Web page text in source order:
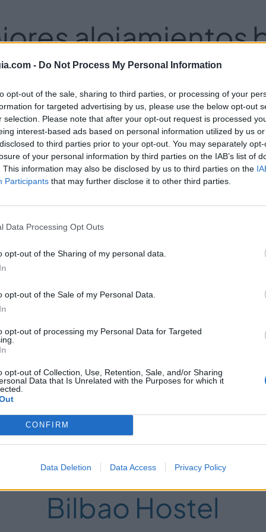
- Do Not Process My Personal Information
opt-out of the sale, sharing to third parties, or processing of your
for targeted advertising by us, please use the below opt-out
selection. Please note that after your opt-out request is processed
interest-based ads based on personal information utilized by us
to third parties prior to your opt-out. You may separately
of your personal information by third parties on the IAB’s list of
This information may also be disclosed by us to third parties on the
Participants that may further disclose it to other third parties.
Data Processing Opt Outs
opt-out of the Sharing of my personal data.
opt-out of the Sale of my Personal Data.
opt-out of processing my Personal Data for Targeted
opt-out of Collection, Use, Retention, Sale, and/or Sharing
Data that Is Unrelated with the Purposes for which it
CONFIRM
Data Deletion Data Access Privacy Policy
alojamientos
Bilbao están aquí
tan espectacular comoBilbao
puede ayudar más si tienes un
hemos hecho esa tarea por ti para que
más baratos de Bilbao.
Pensión Zubia
que lo tenga todo: una
espacio para mascotas… hasta que
5 minutos del Casco Viejo de Bilbao y a 15
sí, con baños compartidos que se limpian
este detalle no quita todas las
y, por supuesto, unos precios
Bilbao Hostel